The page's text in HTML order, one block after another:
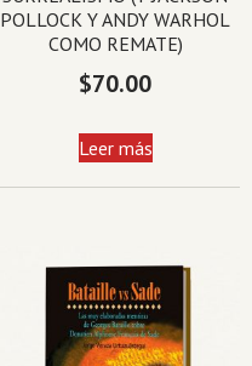
POLLOCK Y ANDY WARHOL
COMO REMATE)
$70.00
Leer más